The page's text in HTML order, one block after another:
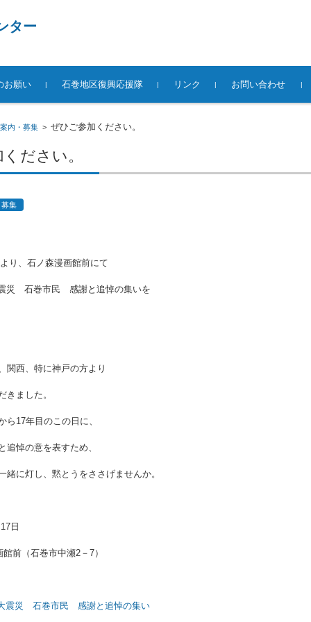
ター
お願い 石巻地区復興応援隊 リンク お問い合わせ
内・募集> ぜひご参加ください。
ださい。
募集
り、石ノ森漫画館前にて
災 石巻市民 感謝と追悼の集いを
関西、特に神戸の方より
きました。
ら17年目のこの日に、
追悼の意を表すため、
緒に灯し、黙とうをささげませんか。
日
前（石巻市中瀬2－7）
震災 石巻市民 感謝と追悼の集い